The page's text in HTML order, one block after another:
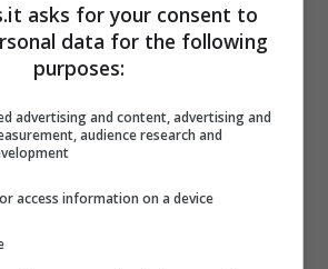
dove eccede la quantità
l’integrità di un
cosi ampio viene meno,
sospensione dell’incredulità,
diventano incoerenti
essere semplici e
asks for your consent to
data for the following
purposes:
advertising and content, advertising and
audience research and
access information on a device